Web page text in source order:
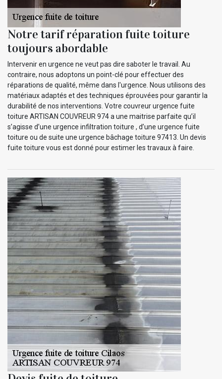
Notre tarif réparation fuite toiture
toujours abordable
Intervenir en urgence ne veut pas dire saboter le travail. Au
contraire, nous adoptons un point-clé pour effectuer des
réparations de qualité, même dans l'urgence. Nous utilisons des
matériaux adaptés et des techniques éprouvées pour garantir la
durabilité de nos interventions. Votre couvreur urgence fuite
toiture ARTISAN COUVREUR 974 a une maitrise parfaite qu’il
s’agisse d’une urgence infiltration toiture , d’une urgence fuite
toiture ou de suite une urgence bâchage toiture 97413. Un devis
fuite toiture vous est donné pour estimer les travaux à faire.